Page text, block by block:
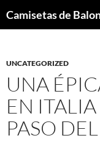
UNCATEGORIZED
UNA
EN
PASO